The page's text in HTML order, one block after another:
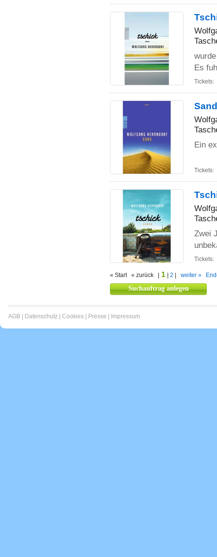
Es
Tickets:
Sand
Ein
Tickets:
Zwei
Tickets:
« Start « zurück | 1 2 weiter »
Suchauftrag anlegen
AGB Datenschutz Cookies Presse Impressum